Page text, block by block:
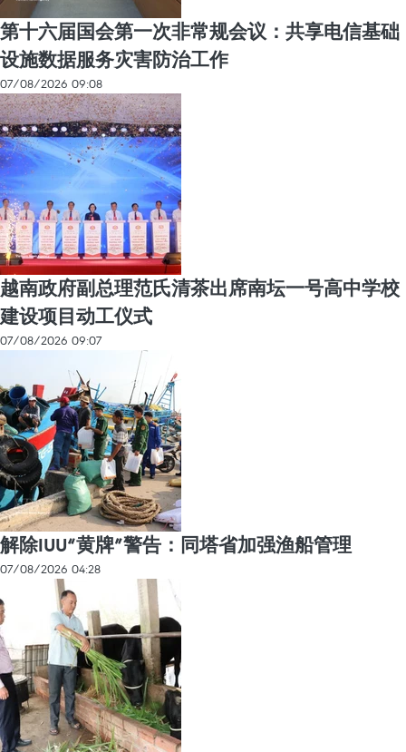
第十六届国会第一次非常规会议：共享电信基础
设施数据服务灾害防治工作
07/08/2026 09:08
越南政府副总理范氏清茶出席南坛一号高中学校
建设项目动工仪式
07/08/2026 09:07
解除IUU“黄牌”警告：同塔省加强渔船管理
07/08/2026 04:28